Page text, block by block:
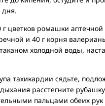
дня.
г цветков ромашки
и 40 г корня
холодной воды,
тахикардии сядьте,
расстегните
пальцами обеих рук